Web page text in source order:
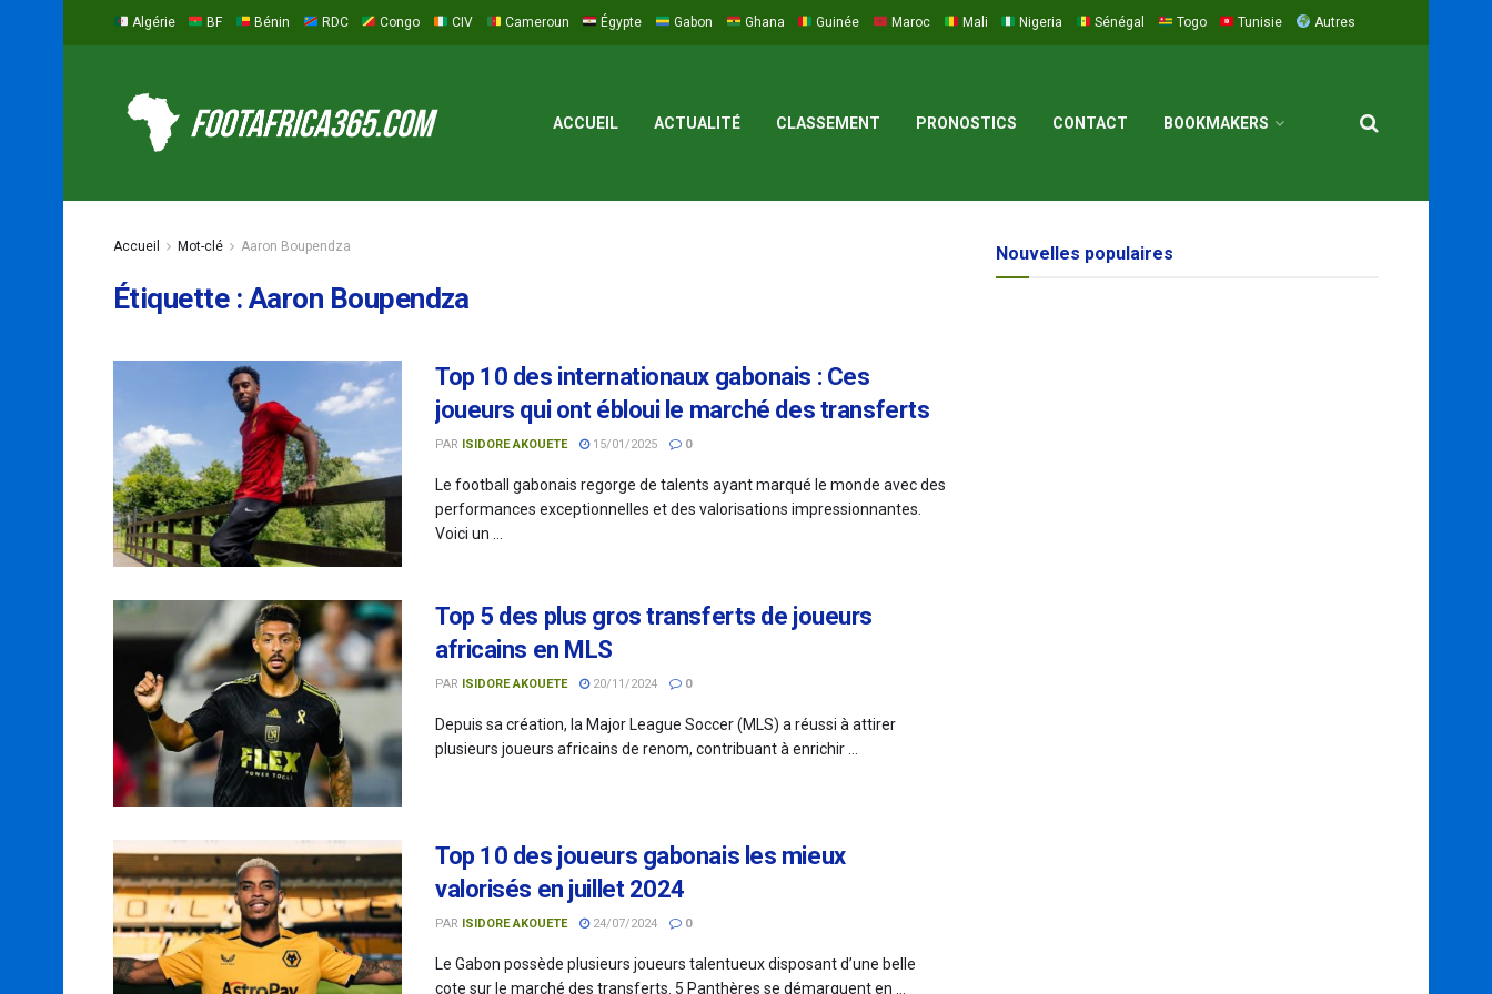
Algérie BF Bénin RDC Congo CIV Cameroun Égypte Gabon Ghana Guinée Maroc Mali Nigeria Sénégal Togo Tunisie Autres
ACCUEIL ACTUALITÉ CLASSEMENT PRONOSTICS CONTACT BOOKMAKERS
Accueil Mot-clé Aaron Boupendza
Étiquette : Aaron Boupendza
Top 10 des internationaux gabonais : Ces
joueurs qui ont ébloui le marché des transferts
PAR ISIDORE AKOUETE 15/01/2025 0
Le football gabonais regorge de talents ayant marqué le monde avec des
performances exceptionnelles et des valorisations impressionnantes.
Voici un ...
Top 5 des plus gros transferts de joueurs
africains en MLS
PAR ISIDORE AKOUETE 20/11/2024 0
Depuis sa création, la Major League Soccer (MLS) a réussi à attirer
plusieurs joueurs africains de renom, contribuant à enrichir ...
Top 10 des joueurs gabonais les mieux
valorisés en juillet 2024
PAR ISIDORE AKOUETE 24/07/2024 0
Le Gabon possède plusieurs joueurs talentueux disposant d’une belle
cote sur le marché des transferts. 5 Panthères se démarquent en ...
Nouvelles populaires